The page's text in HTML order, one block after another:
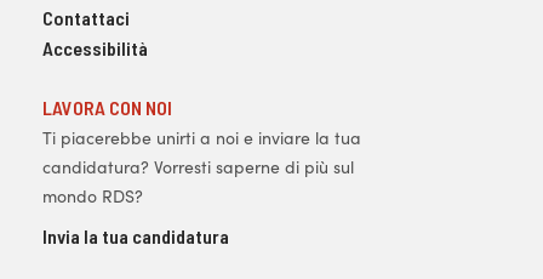
Contattaci
Accessibilità
LAVORA CON NOI
Ti piacerebbe unirti a noi e inviare la tua
candidatura? Vorresti saperne di più sul
mondo RDS?
Invia la tua candidatura